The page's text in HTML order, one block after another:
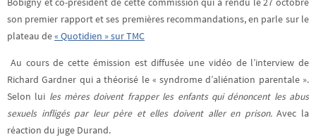
Bobigny et co-président de cette commission qui a rendu le 27 octobre
son premier rapport et ses premières recommandations, en parle sur le
plateau de« Quotidien » sur TMC
Au cours de cette émission est diffusée une vidéo de l’interview de
Richard Gardner qui a théorisé le « syndrome d’aliénation parentale ».
Selon lui les mères doivent frapper les enfants qui dénoncent les abus
sexuels infligés par leur père et elles doivent aller en prison.Avec la
réaction du juge Durand.